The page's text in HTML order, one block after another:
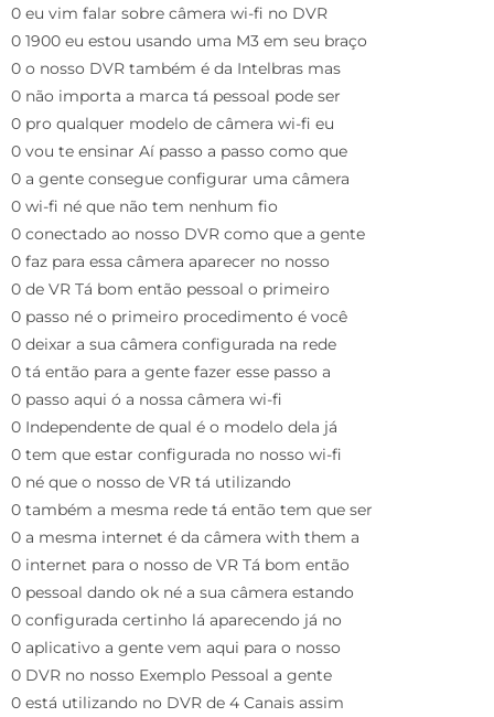
0 eu vim falar sobre câmera wi-fi no DVR
0 1900 eu estou usando uma M3 em seu braço
0 o nosso DVR também é da Intelbras mas
0 não importa a marca tá pessoal pode ser
0 pro qualquer modelo de câmera wi-fi eu
0 vou te ensinar Aí passo a passo como que
0 a gente consegue configurar uma câmera
0 wi-fi né que não tem nenhum fio
0 conectado ao nosso DVR como que a gente
0 faz para essa câmera aparecer no nosso
0 de VR Tá bom então pessoal o primeiro
0 passo né o primeiro procedimento é você
0 deixar a sua câmera configurada na rede
0 tá então para a gente fazer esse passo a
0 passo aqui ó a nossa câmera wi-fi
0 Independente de qual é o modelo dela já
0 tem que estar configurada no nosso wi-fi
0 né que o nosso de VR tá utilizando
0 também a mesma rede tá então tem que ser
0 a mesma internet é da câmera with them a
0 internet para o nosso de VR Tá bom então
0 pessoal dando ok né a sua câmera estando
0 configurada certinho lá aparecendo já no
0 aplicativo a gente vem aqui para o nosso
0 DVR no nosso Exemplo Pessoal a gente
0 está utilizando no DVR de 4 Canais assim